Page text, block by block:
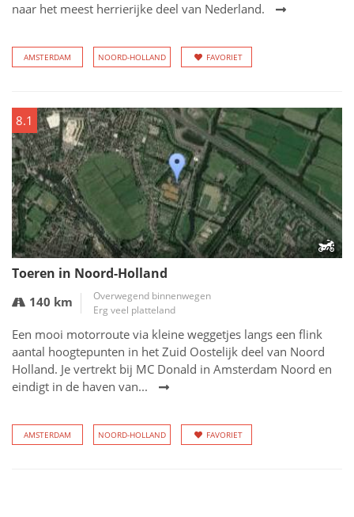
naar het meest herrierijke deel van Nederland.
AMSTERDAM NOORD-HOLLAND FAVORIET
8.1
Toeren in Noord-Holland
140 km
Overwegend binnenwegen
Erg veel platteland
Een mooi motorroute via kleine weggetjes langs een flink
aantal hoogtepunten in het Zuid Oostelijk deel van Noord
Holland. Je vertrekt bij MC Donald in Amsterdam Noord en
eindigt in de haven van...
AMSTERDAM NOORD-HOLLAND FAVORIET